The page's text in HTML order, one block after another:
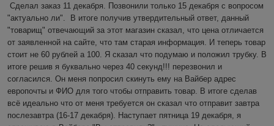
Сделал заказ 11 декабря. Позвонили только 15 декабря с вопросом
"актуально ли".  В итоге получив утвердительный ответ, данный
"товарищ" отвечающий за этот магазин сказал, что цена отличается
от заявленной на сайте, что там старая информация. И теперь товар
стоит не 60 рублей а 100. Я сказал что подумаю и положил трубку. В
итоге решив я буквально через 40 секунд!!! перезвонил и
согласился. Он меня попросил скинуть ему на Вайбер адрес
европочты и ФИО для того чтобы отправить товар. В итоге сделав
всё идеально что от меня требуется он сказал что отправит завтра
послезавтра (16-17 декабря). Наступает пятница 19 декабря, я